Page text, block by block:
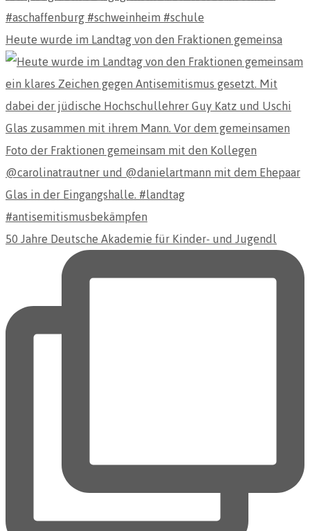
Heute wurde im Landtag von den Fraktionen gemeinsa
50 Jahre Deutsche Akademie für Kinder- und Jugendl